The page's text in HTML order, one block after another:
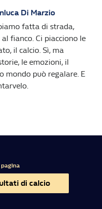
Di Marzio
fatta di strada,
fianco. Ci piacciono le
il calcio. Sì, ma
le emozioni, il
mondo può regalare. E
di calcio